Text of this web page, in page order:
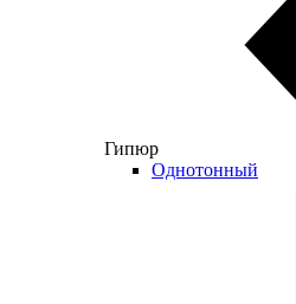
Гипюр
Однотонный